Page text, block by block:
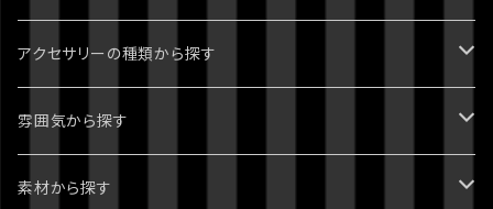
ジョジョの奇妙な冒険
1部 ファントムブラッド
2部 戦闘潮流
進撃の巨人
ダンガンロンパ
アクセサリーの種類から探す
ピアス・イヤリング
ブレスレット
雰囲気から探す
パンク・ゴシック・ロック・かっこいい
素材から探す